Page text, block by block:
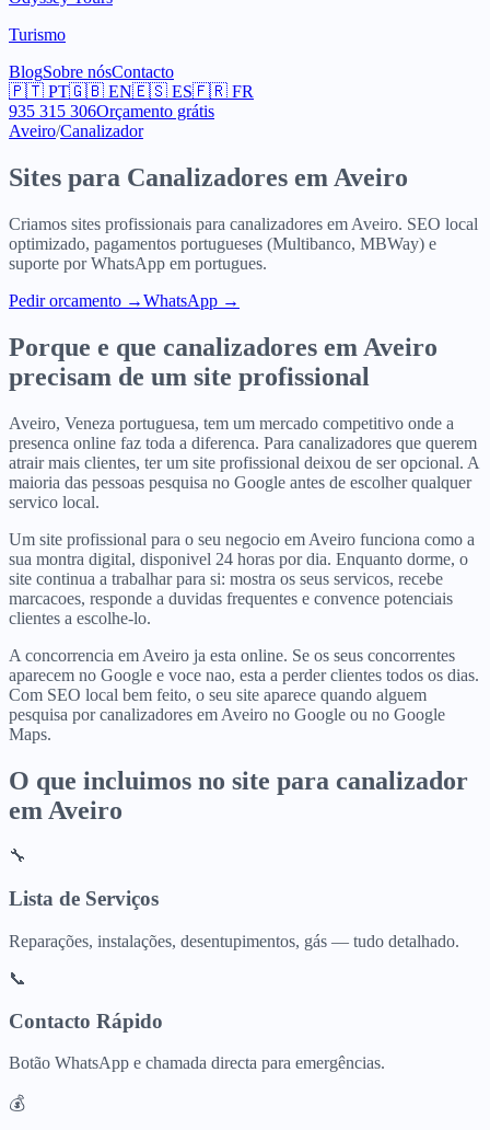
Turismo
BlogSobre nósContacto
🇵🇹 PT🇬🇧 EN🇪🇸 ES🇫🇷 FR
935 315 306Orçamento grátis
Aveiro/Canalizador
Sites para Canalizadores em Aveiro
Criamos sites profissionais para canalizadores em Aveiro. SEO local
optimizado, pagamentos portugueses (Multibanco, MBWay) e
suporte por WhatsApp em portugues.
Pedir orcamento →WhatsApp →
Porque e que canalizadores em Aveiro
precisam de um site profissional
Aveiro, Veneza portuguesa, tem um mercado competitivo onde a
presenca online faz toda a diferenca. Para canalizadores que querem
atrair mais clientes, ter um site profissional deixou de ser opcional. A
maioria das pessoas pesquisa no Google antes de escolher qualquer
servico local.
Um site profissional para o seu negocio em Aveiro funciona como a
sua montra digital, disponivel 24 horas por dia. Enquanto dorme, o
site continua a trabalhar para si: mostra os seus servicos, recebe
marcacoes, responde a duvidas frequentes e convence potenciais
clientes a escolhe-lo.
A concorrencia em Aveiro ja esta online. Se os seus concorrentes
aparecem no Google e voce nao, esta a perder clientes todos os dias.
Com SEO local bem feito, o seu site aparece quando alguem
pesquisa por canalizadores em Aveiro no Google ou no Google
Maps.
O que incluimos no site para canalizador
em Aveiro
🔧
Lista de Serviços
Reparações, instalações, desentupimentos, gás — tudo detalhado.
📞
Contacto Rápido
Botão WhatsApp e chamada directa para emergências.
💰